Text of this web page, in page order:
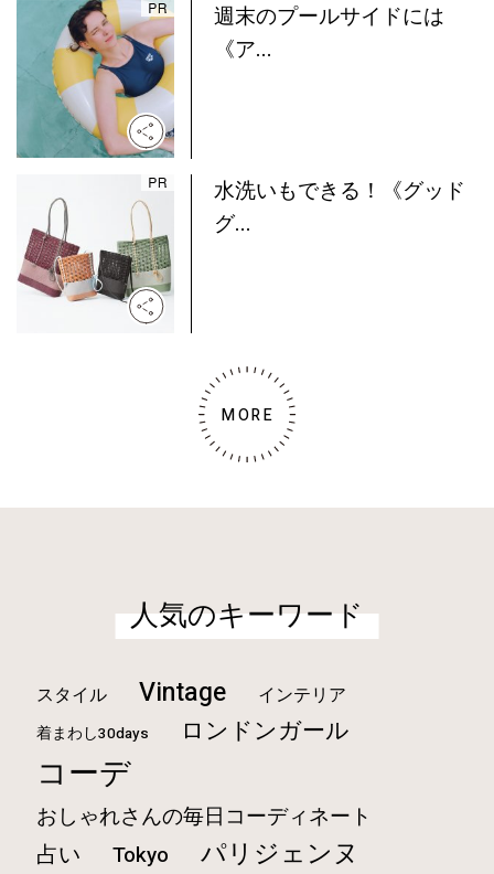
週末のプールサイドには
《ア...
水洗いもできる！《グッド
グ...
MORE
人気のキーワード
スタイル Vintage インテリア
着まわし30days ロンドンガール
コーデ
おしゃれさんの毎日コーディネート
占い Tokyo パリジェンヌ